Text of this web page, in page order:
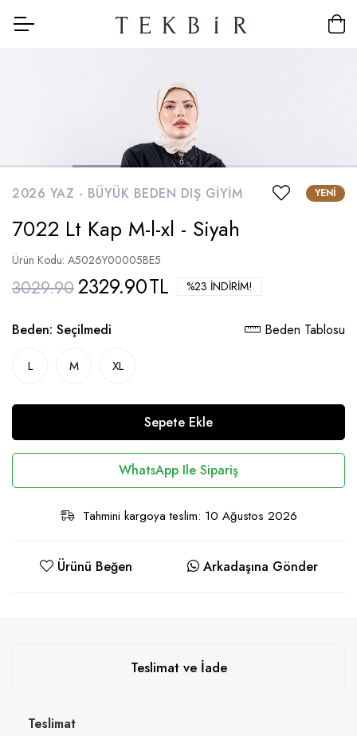
2026 YAZ - BÜYÜK BEDEN DIŞ GIYIM YENI
7022 Lt Kap M-l-xl - Siyah
Ürün Kodu: A5026Y00005BE5
3029.902329.90TL %23 İNDIRIM!
Beden: Seçilmedi Beden Tablosu
L M XL
Sepete Ekle
WhatsApp Ile Sipariş
Tahmini kargoya teslim: 10 Ağustos 2026
Ürünü Beğen Arkadaşına Gönder
Teslimat ve İade
Teslimat